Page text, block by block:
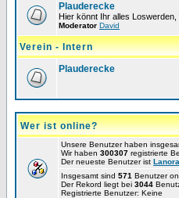
Plauderecke
Hier könnt Ihr alles
Moderator David
Verein - Intern
Plauderecke
Wer ist online?
Unsere Benutzer haben
Wir haben 300307 registrierte
Der neueste Benutzer ist
Insgesamt sind 571 Benutzer
Der Rekord liegt bei 3044
Registrierte Benutzer: Keine